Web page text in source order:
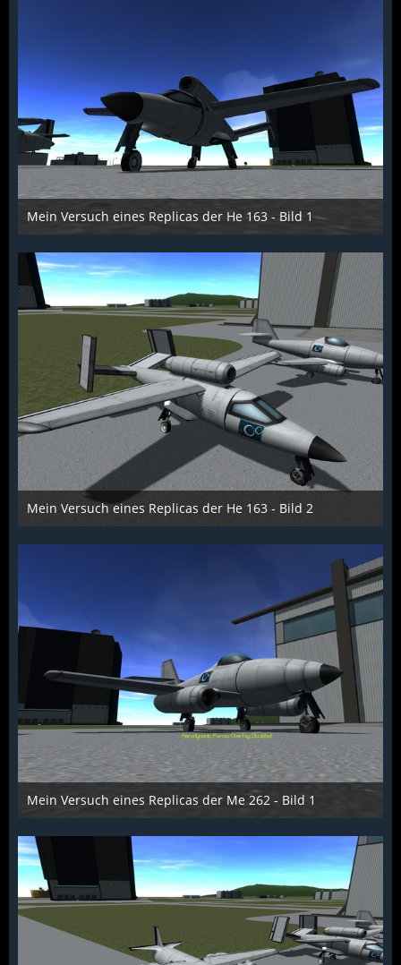
Mein Versuch eines Replicas der He 163 - Bild 1
Scarabaeus
1. Dezember 2015
1.260
0 0
Mein Versuch eines Replicas der He 163 - Bild 2
Scarabaeus
1. Dezember 2015
1.674
1 1
Mein Versuch eines Replicas der Me 262 - Bild 1
Scarabaeus
1. Dezember 2015
1.314
0 0